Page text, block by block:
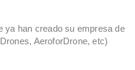
ya han creado su empresa de
AeroforDrone, etc)